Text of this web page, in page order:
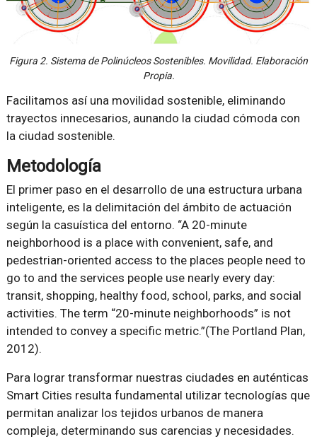
Figura 2. Sistema de Polinúcleos Sostenibles. Movilidad. Elaboración
Propia.
Facilitamos así una movilidad sostenible, eliminando
trayectos innecesarios, aunando la ciudad cómoda con
la ciudad sostenible.
Metodología
El primer paso en el desarrollo de una estructura urbana
inteligente, es la delimitación del ámbito de actuación
según la casuística del entorno. “A 20-minute
neighborhood is a place with convenient, safe, and
pedestrian-oriented access to the places people need to
go to and the services people use nearly every day:
transit, shopping, healthy food, school, parks, and social
activities. The term “20-minute neighborhoods” is not
intended to convey a specific metric.”(The Portland Plan,
2012).
Para lograr transformar nuestras ciudades en auténticas
Smart Cities resulta fundamental utilizar tecnologías que
permitan analizar los tejidos urbanos de manera
compleja, determinando sus carencias y necesidades.